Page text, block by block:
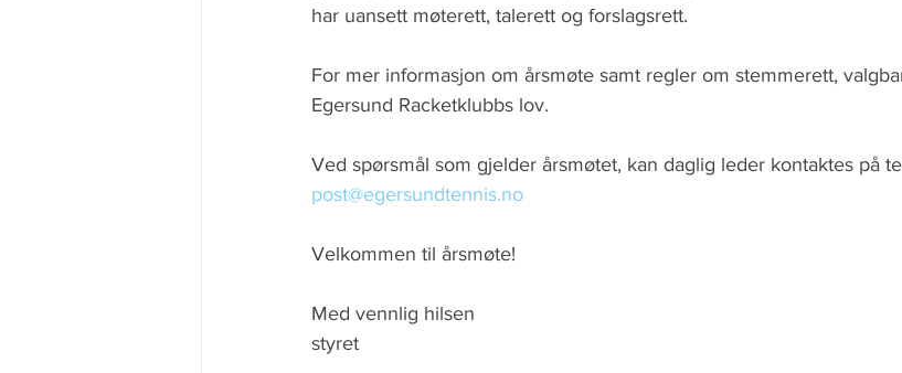
har uansett møterett, talerett og forslagsrett.
For mer informasjon om årsmøte samt regler om stemmerett,
Egersund Racketklubbs lov.
Ved spørsmål som gjelder årsmøtet, kan daglig leder kontaktes på
post@egersundtennis.no
Velkommen til årsmøte!
Med vennlig hilsen
styret